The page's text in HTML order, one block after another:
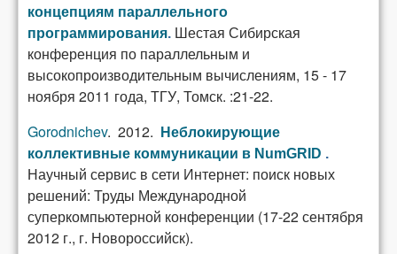
концепциям параллельного
программирования. Шестая Сибирская
конференция по параллельным и
высокопроизводительным вычислениям, 15 - 17
ноября 2011 года, ТГУ, Томск. :21-22.
Gorodnichev. 2012.
Неблокирующие
коллективные коммуникации в NumGRID .
Научный сервис в сети Интернет: поиск новых
решений: Труды Международной
суперкомпьютерной конференции (17-22 сентября
2012 г., г. Новороссийск).